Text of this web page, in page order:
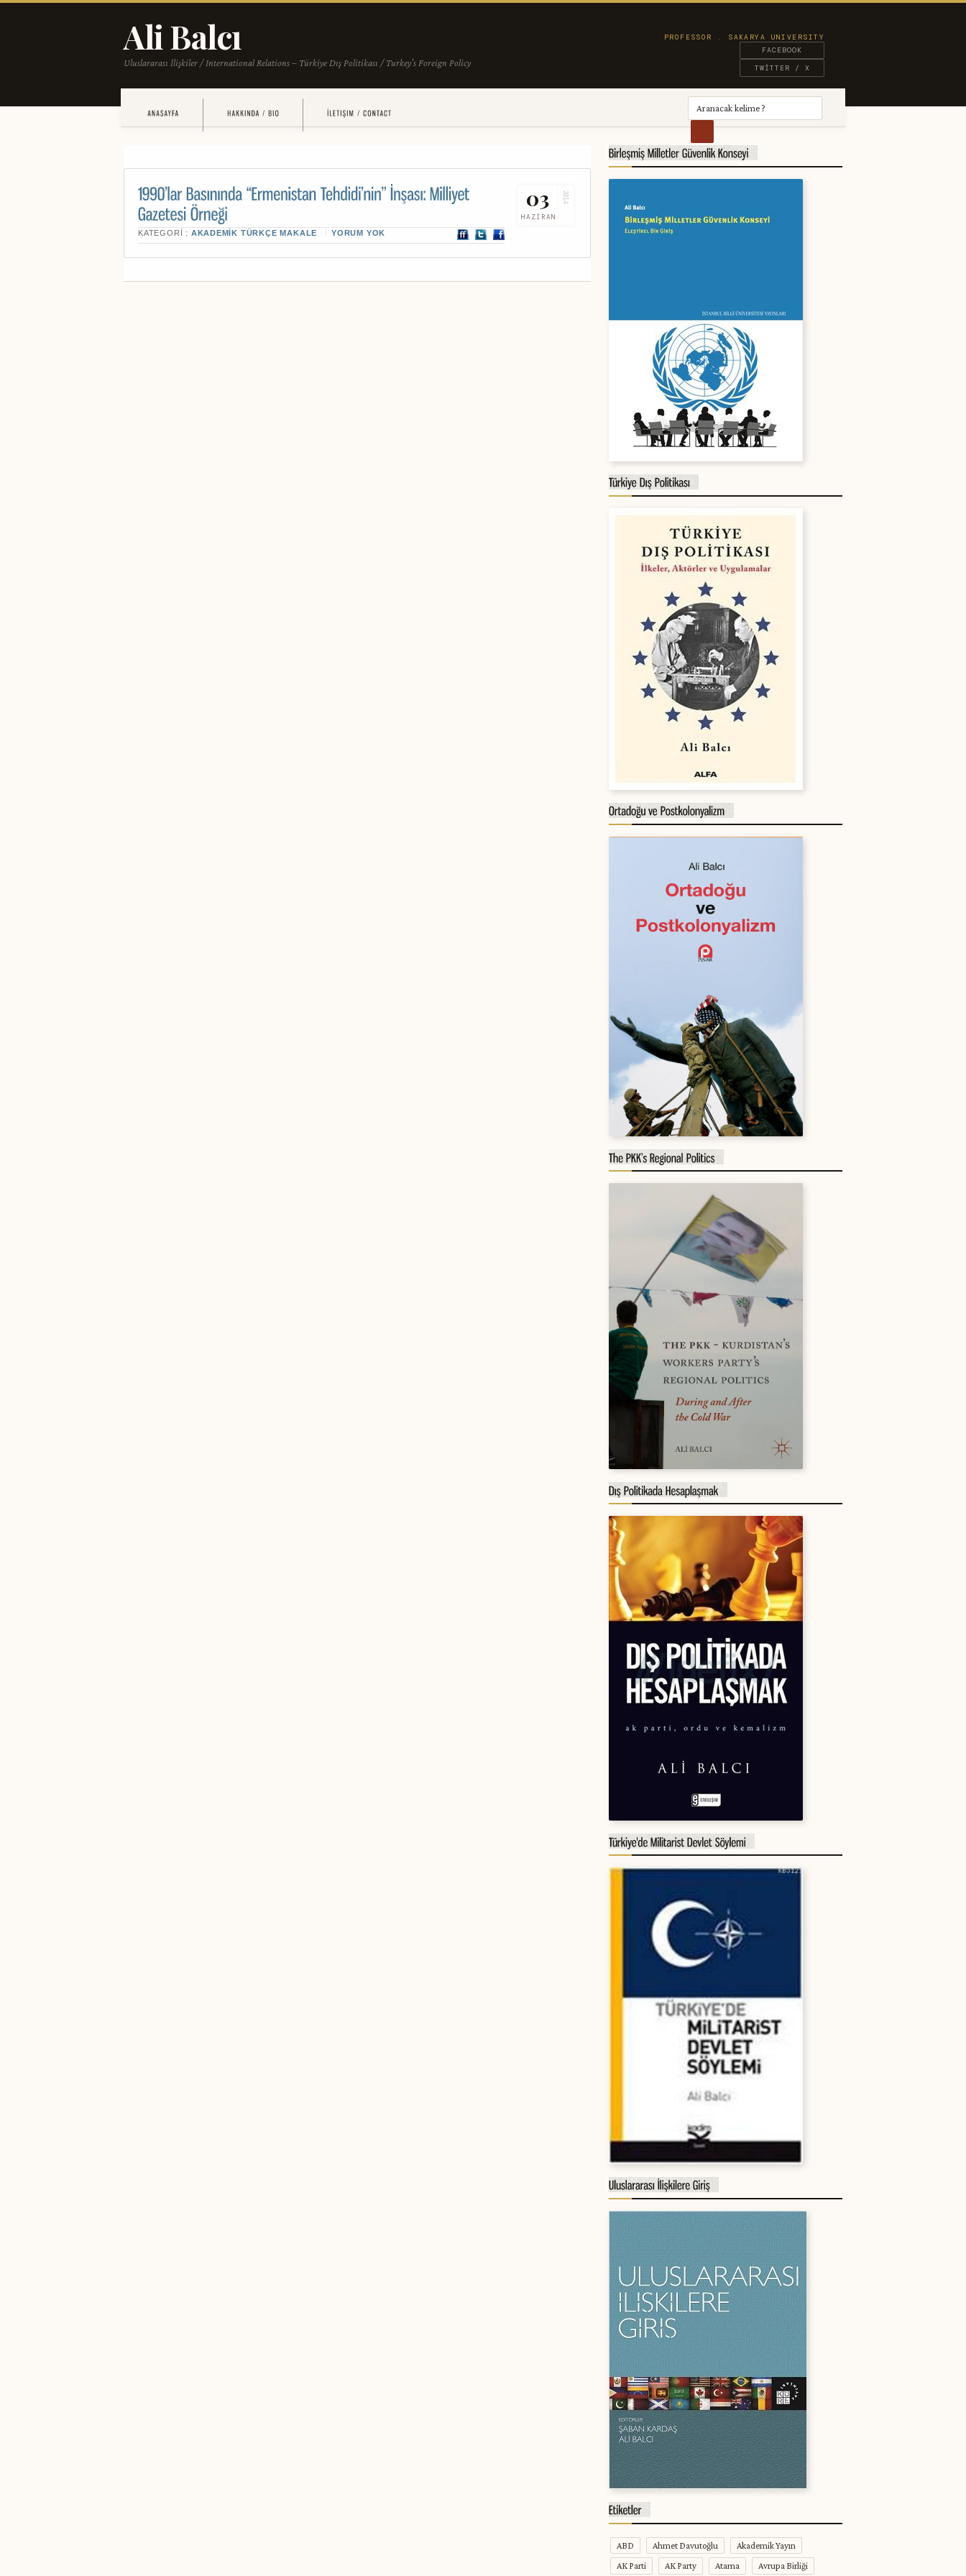
FACEBOOK
TWITTER / X
KATEGORI : AKADEMIK TÜRKÇE MAKALE YORUM YOK
03
HAZIRAN
2014
ABD Ahmet Davutoğlu
Akademik Yayın
AK Parti
AK Party Atama Avrupa Birliği